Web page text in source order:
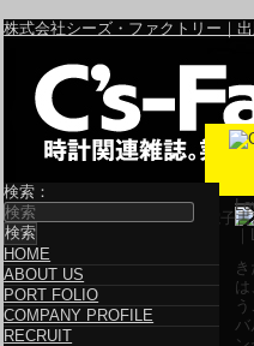
株式会社シーズ・ファクトリー｜
電子
検索：
HOME
ABOUT US
PORT FOLIO
COMPANY PROFILE
RECRUIT